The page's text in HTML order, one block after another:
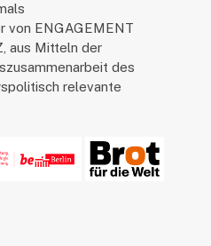
von ENGAGEMENT
aus Mitteln der
des
relevante